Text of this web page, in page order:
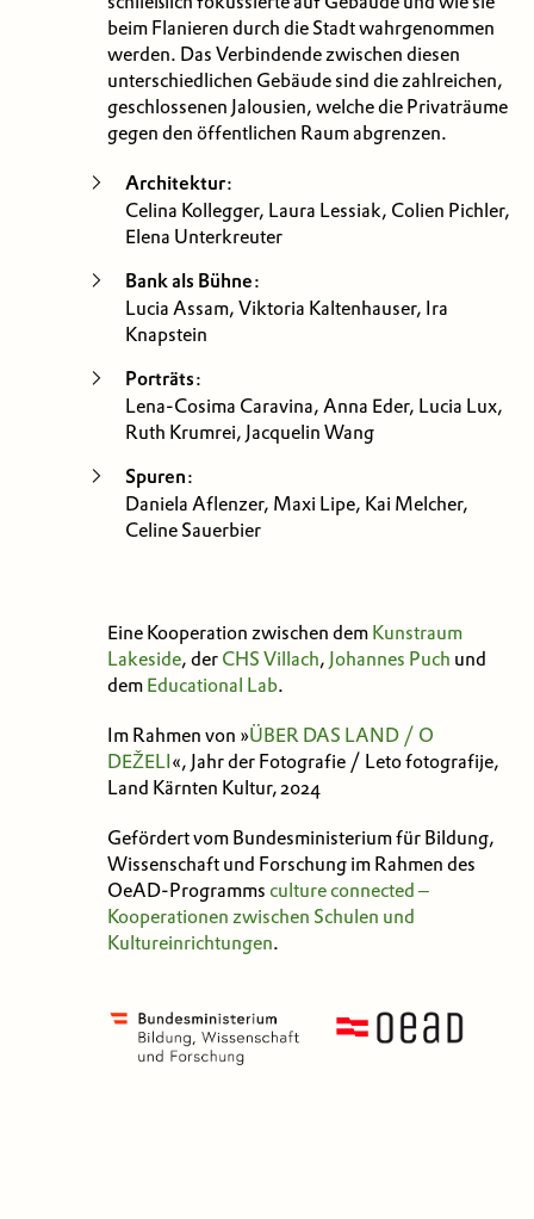
beim Flanieren durch die Stadt wahrgenommen
werden. Das Verbindende zwischen diesen
unterschiedlichen Gebäude sind die zahlreichen,
geschlossenen Jalousien, welche die Privaträume
gegen den öffentlichen Raum abgrenzen.
Architektur:
Celina Kollegger, Laura Lessiak, Colien Pichler,
Elena Unterkreuter
Bank als Bühne:
Lucia Assam, Viktoria Kaltenhauser, Ira
Knapstein
Porträts:
Lena-Cosima Caravina, Anna Eder, Lucia Lux,
Ruth Krumrei, Jacquelin Wang
Spuren:
Daniela Aflenzer, Maxi Lipe, Kai Melcher,
Celine Sauerbier
Eine Kooperation zwischen dem Kunstraum
Lakeside, der CHS Villach, Johannes Puch und
dem Educational Lab.
Im Rahmen von »ÜBER DAS LAND / O
DEŽELI«, Jahr der Fotografie / Leto fotografije,
Land Kärnten Kultur, 2024
Gefördert vom Bundesministerium für Bildung,
Wissenschaft und Forschung im Rahmen des
OeAD-Programms culture connected ‒
Kooperationen zwischen Schulen und
Kultureinrichtungen.